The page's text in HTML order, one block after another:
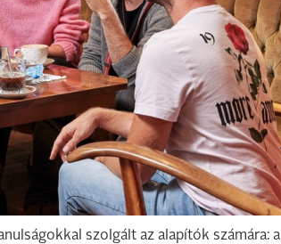
szolgált az alapítók számára: a